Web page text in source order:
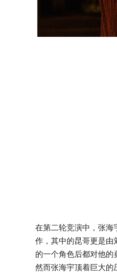
在第二轮竞演中，张海
作，其中的昆哥更是由
的一个角色后都对他的
然而张海宇顶着巨大的